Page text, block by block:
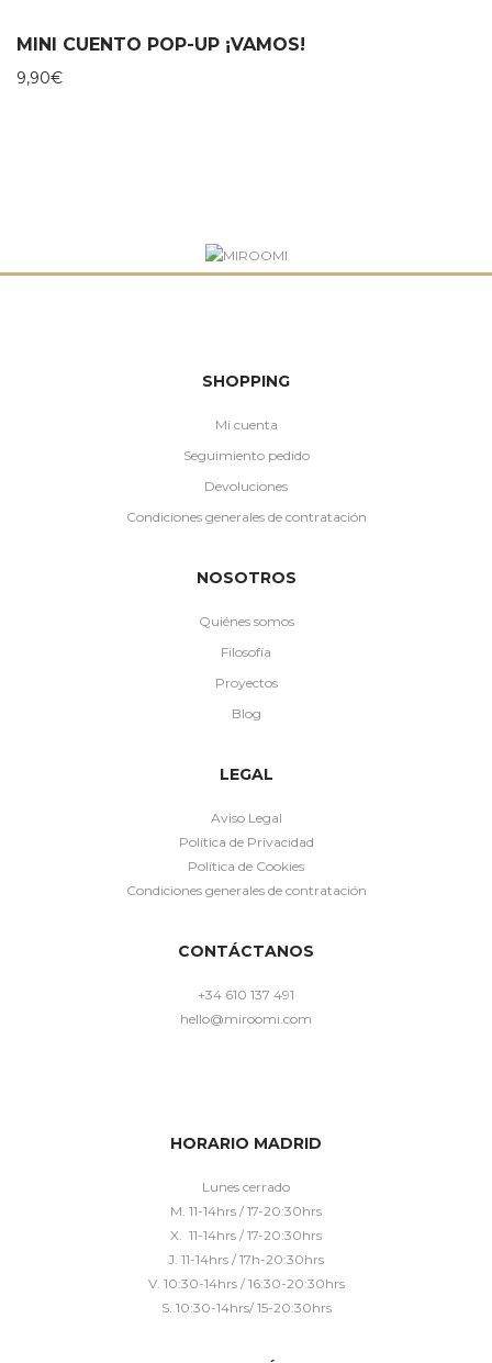
MINI CUENTO POP-UP ¡VAMOS!
9,90€
SHOPPING
Mi cuenta
Seguimiento pedido
Devoluciones
Condiciones generales de contratación
NOSOTROS
Quiénes somos
Filosofía
Proyectos
Blog
LEGAL
Aviso Legal
Política de Privacidad
Política de Cookies
Condiciones generales de contratación
CONTÁCTANOS
+34 610 137 491
hello@miroomi.com
HORARIO MADRID
Lunes cerrado
M. 11-14hrs / 17-20:30hrs
X. 11-14hrs / 17-20:30hrs
J. 11-14hrs / 17h-20:30hrs
V. 10:30-14hrs / 16:30-20:30hrs
S. 10:30-14hrs/ 15-20:30hrs